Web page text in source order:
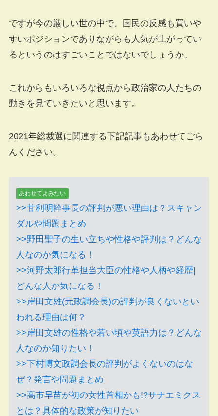
ですが今の厳しい世の中で、国民の反感も買いや
すいポジションでありながらも人気が上がってい
るというのはすごいことではないでしょうか。
これからもいろいろな視点から政治家の人たちの
動きを見ていきたいと思います。
2021年総裁選に関連する下記記事もあわせてごら
んください。
あわせてよみたい
>>甘利明幹事長の評判が悪い理由は？スキャン
ダルや問題まとめ
>>野田聖子の生い立ちや性格や評判は？どんな
人なのか気になる！
>>河野太郎行革担当大臣の性格や人柄や経歴|
どんな人か気になる！
>>岸田文雄(元政調会長)の評判が良くないとい
われる理由は何？
>>岸田文雄の性格や若い頃や英語力は？どんな
人なのか知りたい！
>>下村博文政調会長の評判がよくないのはな
ぜ？発言や問題まとめ
>>高市早苗が初の女性首相かも!?サナエミクス
とは？具体的な政策が知りたい